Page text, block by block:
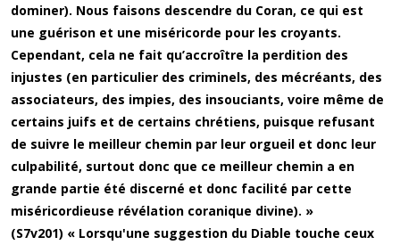
dominer). Nous faisons descendre du Coran, ce qui est
une guérison et une miséricorde pour les croyants.
Cependant, cela ne fait qu’accroître la perdition des
injustes (en particulier des criminels, des mécréants, des
associateurs, des impies, des insouciants, voire même de
certains juifs et de certains chrétiens, puisque refusant
de suivre le meilleur chemin par leur orgueil et donc leur
culpabilité, surtout donc que ce meilleur chemin a en
grande partie été discerné et donc facilité par cette
miséricordieuse révélation coranique divine). »
(S7v201) « Lorsqu'une suggestion du Diable touche ceux